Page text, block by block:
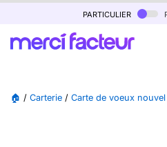
particulier
🏠 / Carterie / Carte de voeux nouvel